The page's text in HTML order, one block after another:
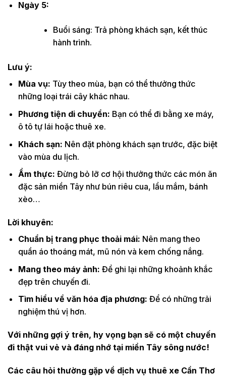
Ngày 5:
Buổi sáng: Trả phòng khách sạn, kết thúc
hành trình.
Lưu ý:
Mùa vụ: Tùy theo mùa, bạn có thể thưởng thức
những loại trái cây khác nhau.
Phương tiện di chuyển: Bạn có thể đi bằng xe máy,
ô tô tự lái hoặc thuê xe.
Khách sạn: Nên đặt phòng khách sạn trước, đặc biệt
vào mùa du lịch.
Ẩm thực: Đừng bỏ lỡ cơ hội thưởng thức các món ăn
đặc sản miền Tây như bún riêu cua, lẩu mắm, bánh
xèo…
Lời khuyên:
Chuẩn bị trang phục thoải mái: Nên mang theo
quần áo thoáng mát, mũ nón và kem chống nắng.
Mang theo máy ảnh: Để ghi lại những khoảnh khắc
đẹp trên chuyến đi.
Tìm hiểu về văn hóa địa phương: Để có những trải
nghiệm thú vị hơn.
Với những gợi ý trên, hy vọng bạn sẽ có một chuyến
đi thật vui vẻ và đáng nhớ tại miền Tây sông nước!
Các câu hỏi thường gặp về dịch vụ thuê xe Cần Thơ